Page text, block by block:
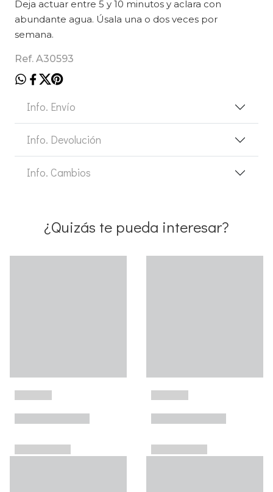
Deja actuar entre 5 y 10 minutos y aclara con
abundante agua. Úsala una o dos veces por
semana.
Ref. A30593
Info. Envío
Info. Devolución
Info. Cambios
¿Quizás te pueda interesar?